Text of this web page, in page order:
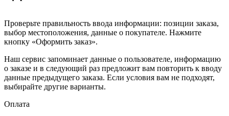
Проверьте правильность ввода информации: позиции заказа,
выбор местоположения, данные о покупателе. Нажмите
кнопку «Оформить заказ».
Наш сервис запоминает данные о пользователе, информацию
о заказе и в следующий раз предложит вам повторить к вводу
данные предыдущего заказа. Если условия вам не подходят,
выбирайте другие варианты.
Оплата